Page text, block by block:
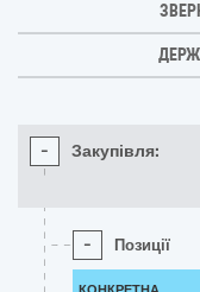
- Закупівля:
- Позиції